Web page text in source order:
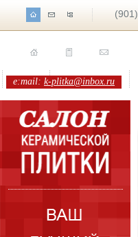
(901)
e:mail: k-plitka@inbox.ru